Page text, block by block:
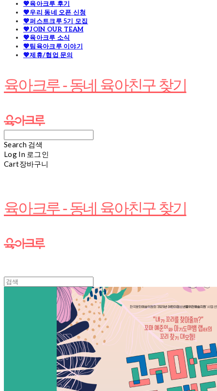
💖육아크루 후기
💖우리 동네 오픈 신청
💖퍼스트크루 5기 모집
💖JOIN OUR TEAM
💖육아크루 소식
💖팀육아크루 이야기
💖제휴/협업 문의
육아크루 - 동네 육아친구 찾기
Search 검색
Log In 로그인
Cart장바구니
육아크루 - 동네 육아친구 찾기